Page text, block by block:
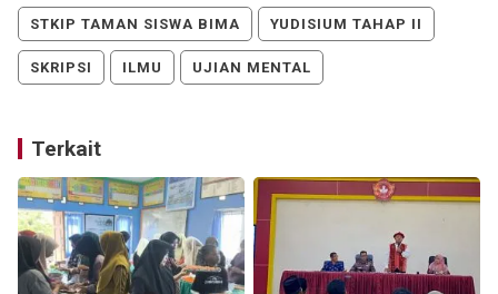
STKIP TAMAN SISWA BIMA YUDISIUM TAHAP II
SKRIPSI ILMU UJIAN MENTAL
Terkait